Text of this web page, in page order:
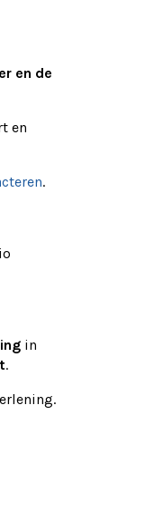
en de
en
.
in
.